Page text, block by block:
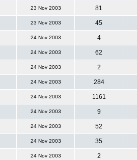
23 Nov 2003 81
23 Nov 2003 45
24 Nov 2003 4
24 Nov 2003 62
24 Nov 2003 2
24 Nov 2003 284
24 Nov 2003 1161
24 Nov 2003 9
24 Nov 2003 52
24 Nov 2003 35
24 Nov 2003 2